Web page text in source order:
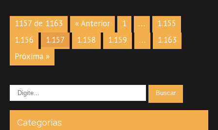
1157 de 1163 « Anterior 1 …
1.155
1.156
1.157 1.158 1.159 …
1.163
Próxima »
Categorias